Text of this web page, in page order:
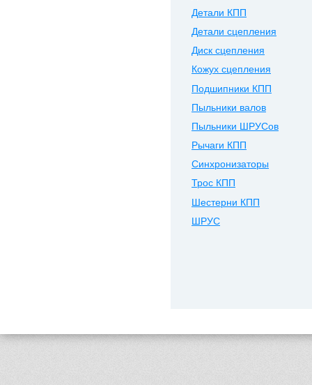
Детали КПП
Детали сцепления
Диск сцепления
Кожух сцепления
Подшипники КПП
Пыльники валов
Пыльники ШРУСов
Рычаги КПП
Синхронизаторы
Трос КПП
Шестерни КПП
ШРУС